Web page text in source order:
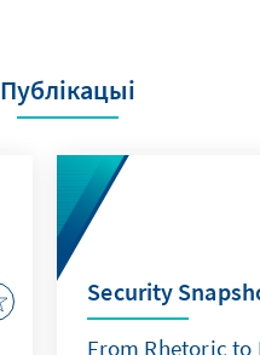
Публікацыі
Security
From Rhetoric